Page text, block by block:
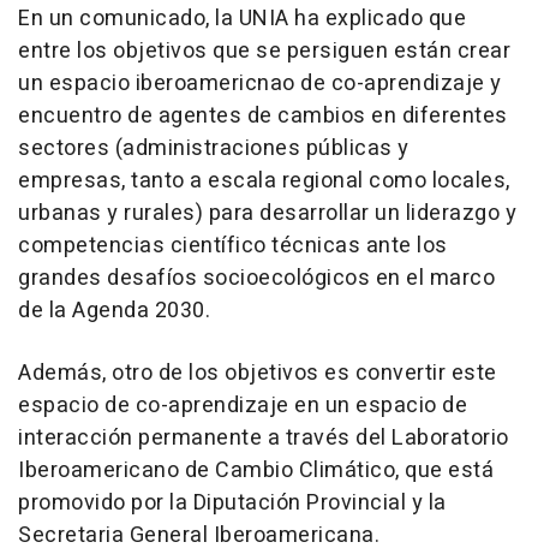
En un comunicado, la UNIA ha explicado que
entre los objetivos que se persiguen están crear
un espacio iberoamericnao de co-aprendizaje y
encuentro de agentes de cambios en diferentes
sectores (administraciones públicas y
empresas, tanto a escala regional como locales,
urbanas y rurales) para desarrollar un liderazgo y
competencias científico técnicas ante los
grandes desafíos socioecológicos en el marco
de la Agenda 2030.
Además, otro de los objetivos es convertir este
espacio de co-aprendizaje en un espacio de
interacción permanente a través del Laboratorio
Iberoamericano de Cambio Climático, que está
promovido por la Diputación Provincial y la
Secretaria General Iberoamericana.